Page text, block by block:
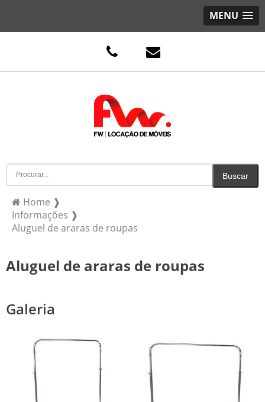
MENU
Home ❱
Informações ❱
Aluguel de araras de roupas
Aluguel de araras de roupas
Galeria